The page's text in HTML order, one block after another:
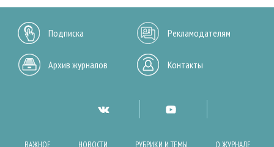
Подписка Рекламодателям
Архив журналов Контакты